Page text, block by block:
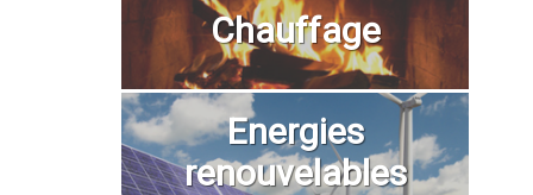
Chauffage
Energies
renouvelables